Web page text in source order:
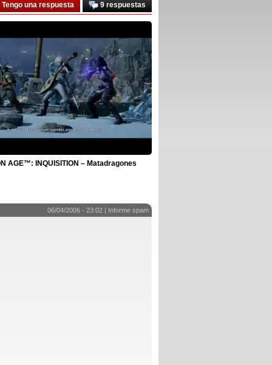
9 respuestas
Tengo una respuesta
AGE™: INQUISITION – Matadragones
06/04/2006 - 23:02 | Informe spam